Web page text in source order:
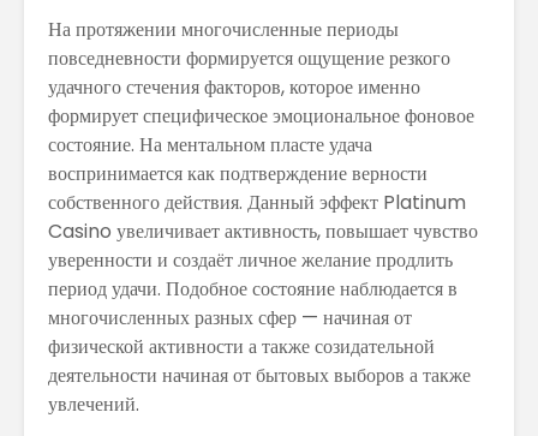
На протяжении многочисленные периоды
повседневности формируется ощущение резкого
удачного стечения факторов, которое именно
формирует специфическое эмоциональное фоновое
состояние. На ментальном пласте удача
воспринимается как подтверждение верности
собственного действия. Данный эффект Platinum
Casino увеличивает активность, повышает чувство
уверенности и создаёт личное желание продлить
период удачи. Подобное состояние наблюдается в
многочисленных разных сфер — начиная от
физической активности а также созидательной
деятельности начиная от бытовых выборов а также
увлечений.
Correcta De
Cuidar Nuestra
Piel
digital
El Bitcoin cae a
los 17.000
dólares